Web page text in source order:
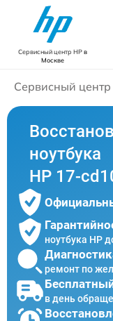
Сервисный центр HPв
Москве
Сервисный центр
ноутбука
HP 17-
ноутбука HP
ремонт по
в день